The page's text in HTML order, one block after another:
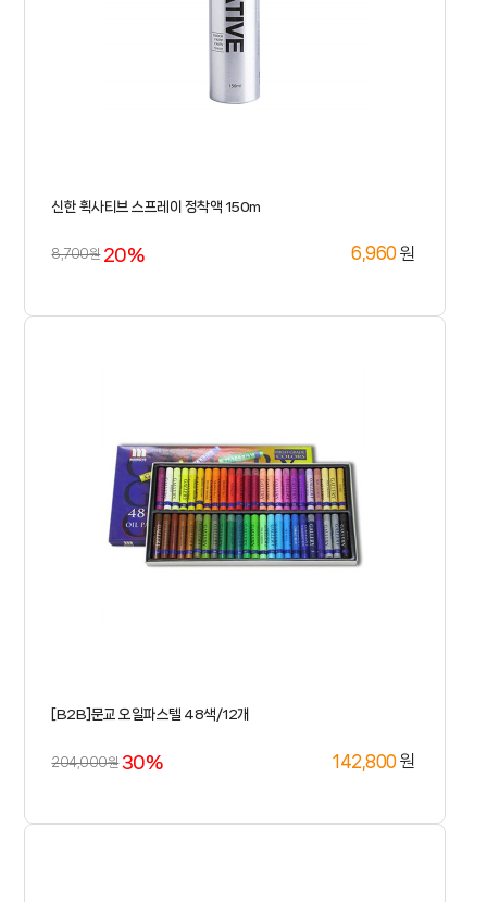
신한 휙사티브 스프레이 정착액 150m
8,700원 20% 6,960 원
[B2B]문교 오일파스텔 48색/12개
204,000원30% 142,800 원